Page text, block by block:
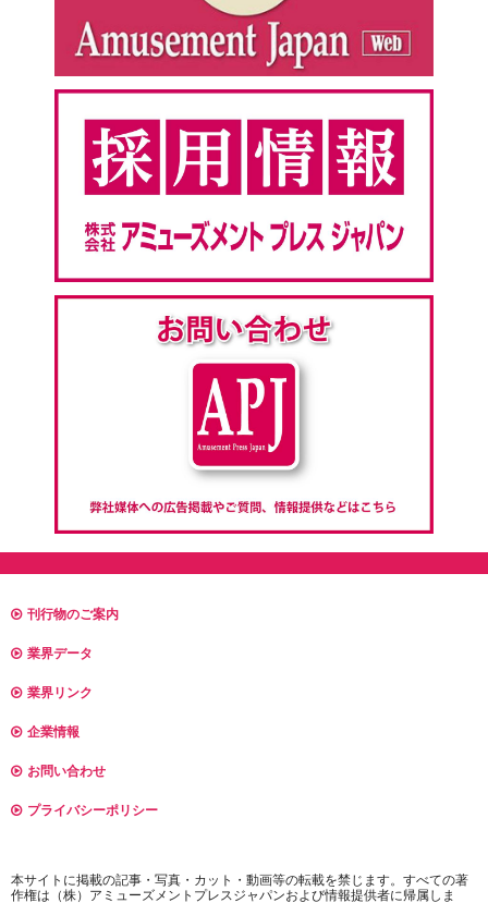
刊行物のご案内
業界データ
業界リンク
企業情報
お問い合わせ
プライバシーポリシー
本サイトに掲載の記事・写真・カット・動画等の転載を禁じます。すべての著
作権は（株）アミューズメントプレスジャパンおよび情報提供者に帰属しま